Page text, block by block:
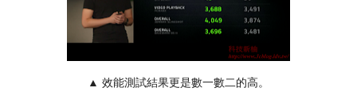
▲ 效能測試結果更是數一數二的高。